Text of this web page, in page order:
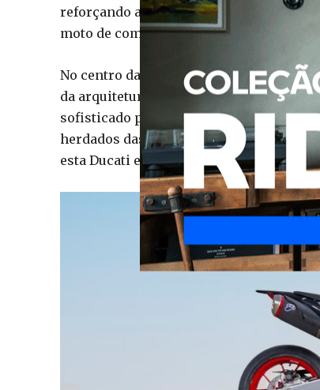
reforçando a condução mais
moto de competição.
No centro da moto continua o
da arquitetura utilizada na Ducati
sofisticado para o segmento, equipado
herdados das superbikes da marca
esta Ducati entre as monocilíndricas de